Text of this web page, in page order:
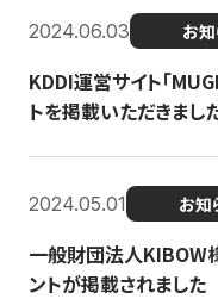
2024.06.03 お
KDDI運営サイト「
トを掲載いただきまし
2024.05.01 お知
一般財団法人KIBOW
ントが掲載されました